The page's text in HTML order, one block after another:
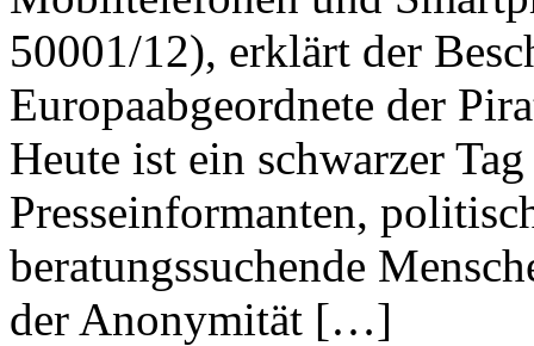
50001/12), erklärt der
Europaabgeordnete der
Heute ist ein schwarzer
Presseinformanten,
beratungssuchende
der Anonymität […]